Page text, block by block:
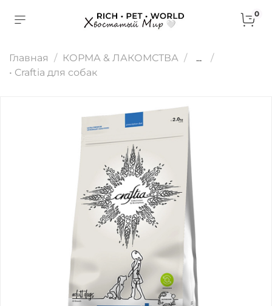
0
Главная КОРМА & ЛАКОМСТВА
...
• Craftia для собак